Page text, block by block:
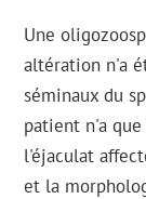
Une
altération n'a
séminaux du
patient n'a
l'éjaculat
et la